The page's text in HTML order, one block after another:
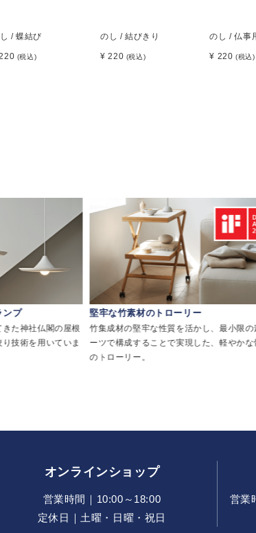
/ 蝶結び
(税込)
のし / 結びきり
¥ 220 (税込)
のし / 仏事
¥ 220(税込)
ンプ
た神社仏閣の屋根
技術を用いていま
堅牢な竹素材のトローリー
竹集成材の堅牢な性質を活かし、最小限の
ーツで構成することで実現した、軽やか
のトローリー。
オンラインショップ
営業時間｜10:00～18:00
定休日｜土曜・日曜・祝日
営業